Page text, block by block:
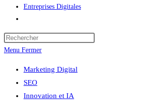
Entreprises Digitales
search
Menu Fermer
Marketing Digital
SEO
Innovation et IA